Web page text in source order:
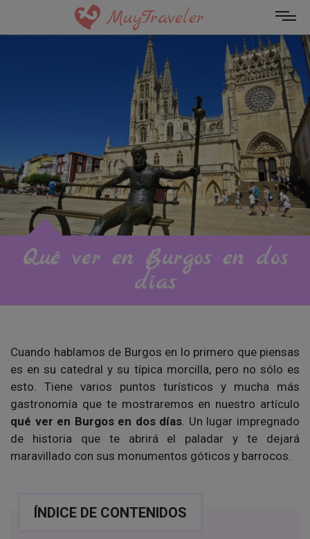
MuyTraveler
Qué ver en Burgos en dos
días
Cuando hablamos de Burgos en lo primero que piensas
es en su catedral y su típica morcilla, pero no sólo es
esto. Tiene varios puntos turísticos y mucha más
gastronomía que te mostraremos en nuestro artículo
qué ver en Burgos en dos días. Un lugar impregnado
de historia que te abrirá el paladar y te dejará
maravillado con sus monumentos góticos y barrocos.
ÍNDICE DE CONTENIDOS